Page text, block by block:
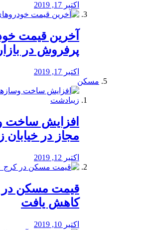
اکتبر 17, 2019
آخرین قیمت
پرفروش در بازار
اکتبر 17, 2019
مسکن
افزایش ساخت
مجاز در خیابان
اکتبر 12, 2019
کاهش یافت
اکتبر 10, 2019